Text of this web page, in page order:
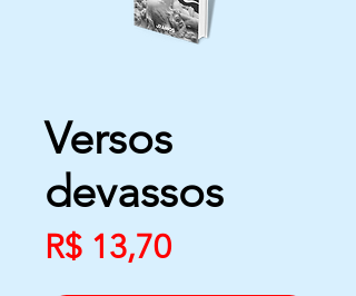
Versos
devassos
R$ 13,70Preço